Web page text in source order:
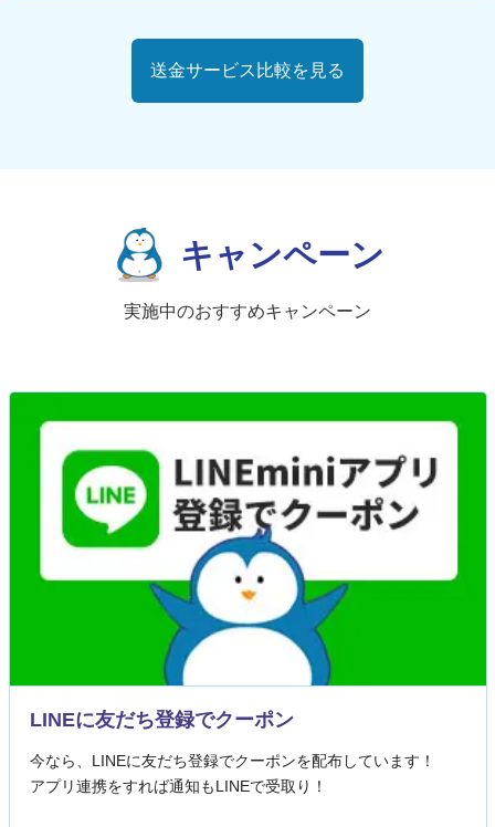
送金サービス比較を見る
キャンペーン
実施中のおすすめキャンペーン
LINEに友だち登録でクーポン
今なら、LINEに友だち登録でクーポンを配布しています！
アプリ連携をすれば通知もLINEで受取り！